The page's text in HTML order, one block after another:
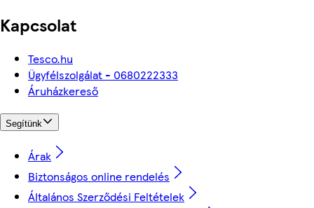
Kapcsolat
Tesco.hu
Ügyfélszolgálat - 0680222333
Áruházkereső
Segítünk
Árak
Biztonságos online rendelés
Általános Szerződési Feltételek